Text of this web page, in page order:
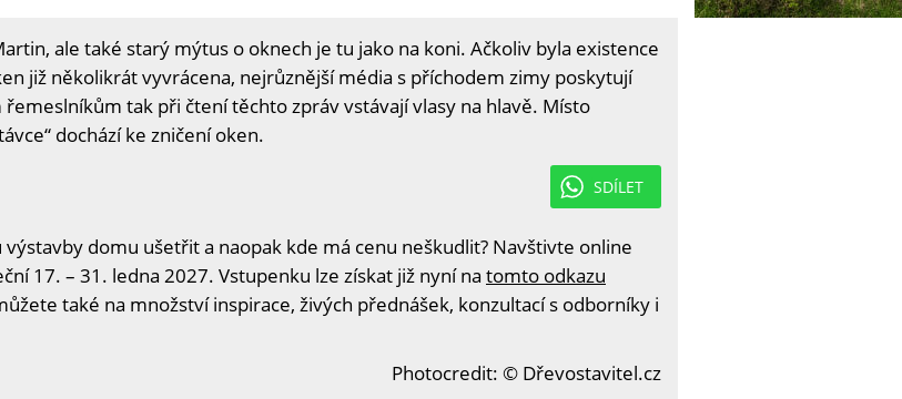
ale také starý mýtus o oknech je tu jako na koni. Ačkoliv byla existence
již několikrát vyvrácena, nejrůznější média s příchodem zimy poskytují
tak při čtení těchto zpráv vstávají vlasy na hlavě. Místo
dochází ke zničení oken.
SDÍLET
domu ušetřit a naopak kde má cenu neškudlit? Navštivte online
17. – 31. ledna 2027. Vstupenku lze získat již nyní na tomto odkazu
také na množství inspirace, živých přednášek, konzultací s odborníky i
Photocredit: © Dřevostavitel.cz